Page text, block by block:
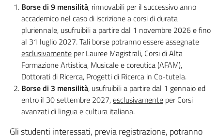
Borse di 9 mensilità, rinnovabili per il successivo anno
accademico nel caso di iscrizione a corsi di durata
pluriennale, usufruibili a partire dal 1 novembre 2026 e fino
al 31 luglio 2027. Tali borse potranno essere assegnate
esclusivamente per Lauree Magistrali, Corsi di Alta
Formazione Artistica, Musicale e coreutica (AFAM),
Dottorati di Ricerca, Progetti di Ricerca in Co-tutela.
Borse di 3 mensilità, usufruibili a partire dal 1 gennaio ed
entro il 30 settembre 2027,esclusivamente per Corsi
avanzati di lingua e cultura italiana.
Gli studenti interessati, previa registrazione, potranno